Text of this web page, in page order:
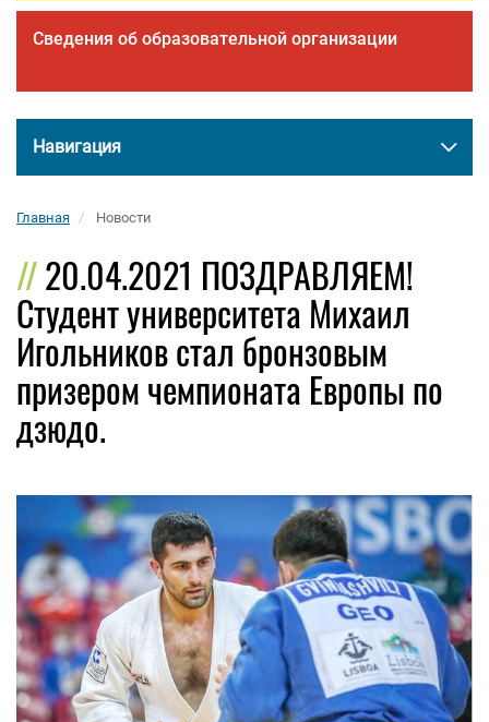
Сведения об образовательной организации
Навигация
Главная Новости
20.04.2021 ПОЗДРАВЛЯЕМ!
Студент университета Михаил
Игольников стал бронзовым
призером чемпионата Европы по
дзюдо.